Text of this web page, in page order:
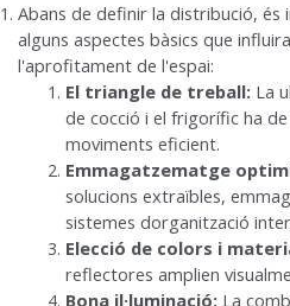
Abans de definir la distribució,
alguns aspectes bàsics que
l'aprofitament de l'espai:
El triangle de treball: La
de cocció i el frigorífic ha
moviments eficient.
Emmagatzematge
solucions extraïbles,
sistemes dorganització
Elecció de colors i
reflectores amplien
Bona il·luminació: La